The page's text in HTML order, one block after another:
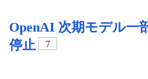
OpenAI 次期モデル一
停止
7